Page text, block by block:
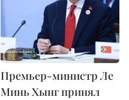
Премьер-министр Ле
Минь Хынг принял